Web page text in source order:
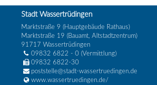
Stadt Wassertrüdingen
Marktstraße 9 (Hauptgebäude Rathaus)
Marktstraße 19 (Bauamt, Altstadtzentrum)
91717 Wassertrüdingen
09832 6822 - 0 (Vermittlung)
09832 6822-30
poststelle@stadt-wassertruedingen.de
www.wassertruedingen.de/